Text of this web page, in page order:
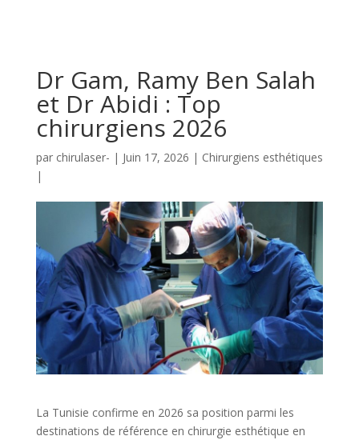
Dr Gam, Ramy Ben Salah
et Dr Abidi : Top
chirurgiens 2026
par chirulaser- | Juin 17, 2026 | Chirurgiens esthétiques
|
La Tunisie confirme en 2026 sa position parmi les
destinations de référence en chirurgie esthétique en